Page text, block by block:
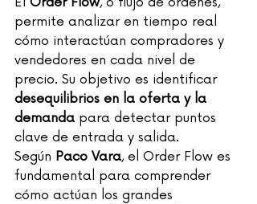
permite analizar en tiempo real
cómo interactúan compradores y
vendedores en cada nivel de
precio. Su objetivo es identificar
desequilibrios en la oferta y la
demanda para detectar puntos
clave de entrada y salida.
Según Paco Vara, el Order Flow es
fundamental para comprender
cómo actúan los grandes